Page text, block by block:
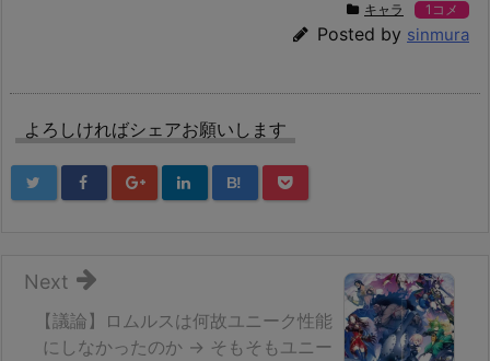
キャラ 1コメ
Posted by sinmura
よろしければシェアお願いします
B!
【議論】ロムルスは何故ユニーク性能
にしなかったのか → そもそもユニー
Next